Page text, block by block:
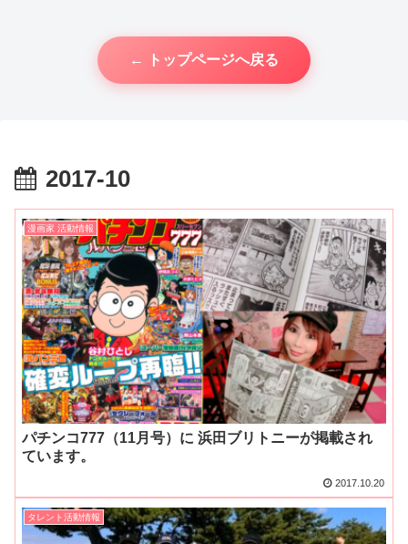
← トップページへ戻る
2017-10
漫画家 活動情報
パチンコ777（11月号）に 浜田ブリトニーが掲載され
ています。
2017.10.20
タレント活動情報